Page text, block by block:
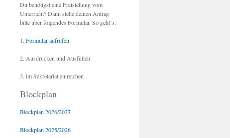
Du benötigst eine Freistellung vom
Unterricht? Dann stelle deinen Antrag
bitte über folgendes Formular. So geht´s:
1. Formular aufrufen
2. Ausdrucken und Ausfüllen
3. im Sekretariat einreichen
Blockplan
Blockplan 2026/2027
Blockplan 2025/2026